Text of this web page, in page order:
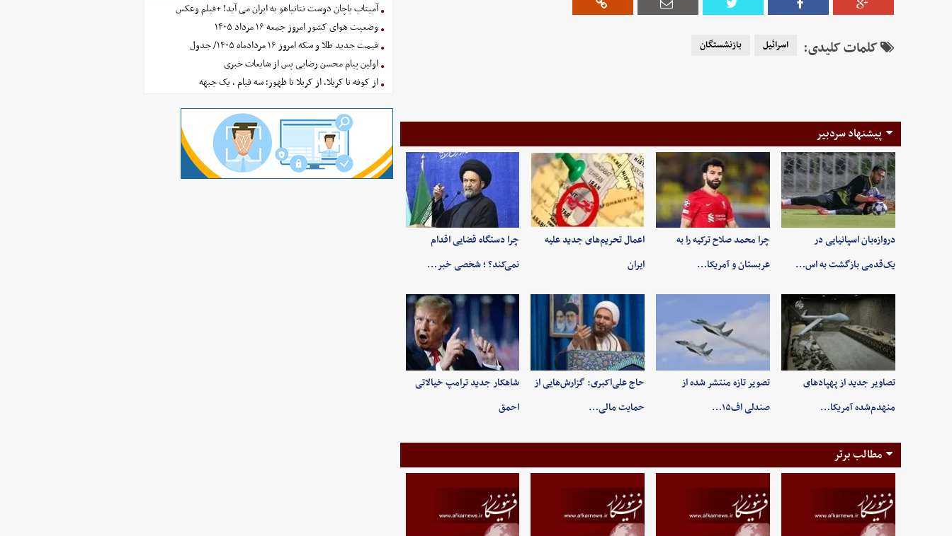
کلمات کلیدی: اسرائیل بازنشستگان
پیشنهاد سردبیر
دروازه‌بان اسپانیایی در
یک‌قدمی بازگشت به اس…
چرا محمد صلاح ترکیه را به
عربستان و آمریکا…
اعمال تحریم‌های جدید علیه
ایران
چرا دستگاه قضایی اقدام
نمی‌کند؟ ؛ شخصی خبر…
تصاویر جدید از پهپادهای
منهدم‌شده آمریکا…
تصویر تازه منتشر شده از
صندلی اف۱۵…
حاج علی‌اکبری: گزارش‌هایی از
حمایت مالی…
شاهکار جدید ترامپ خیالاتی
احمق
مطالب برتر
آمیتاب باچان دوست نتانیاهو به ایران می آید! +فیلم وعکس
وضعیت هوای کشور امروز جمعه ۱۶ مرداد ۱۴۰۵
قیمت جدید طلا و سکه امروز ۱۶ مردادماه ۱۴۰۵/ جدول
اولین پیام محسن رضایی پس از شایعات خبری
از کوفه تا کربلا، از کربلا تا ظهور؛ سه قیام ، یک جبهه